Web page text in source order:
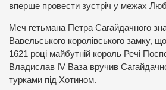
вперше провести зустріч у межах
Меч гетьмана Петра Сагайдачного
Вавельського королівського замку,
1621 році майбутній король Речі
Владислав IV Ваза вручив
турками під Хотином.